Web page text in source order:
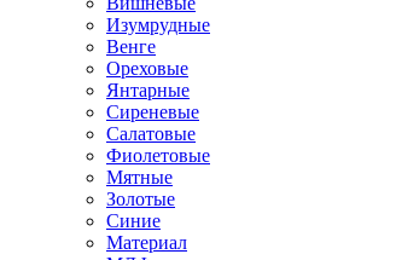
Изумрудные
Венге
Ореховые
Янтарные
Сиреневые
Салатовые
Фиолетовые
Мятные
Золотые
Синие
Материал